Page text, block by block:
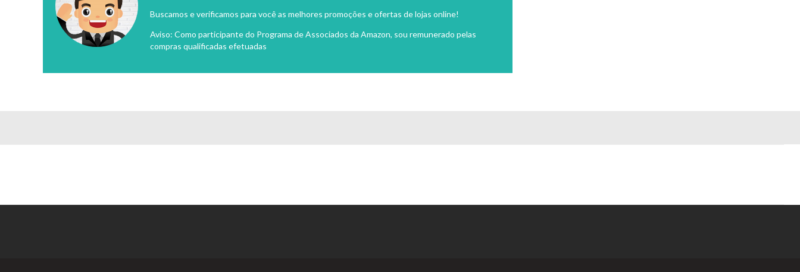
Buscamos e verificamos para você as melhores promoções e ofertas de lojas online!
Aviso: Como participante do Programa de Associados da Amazon, sou remunerado pelas
compras qualificadas efetuadas